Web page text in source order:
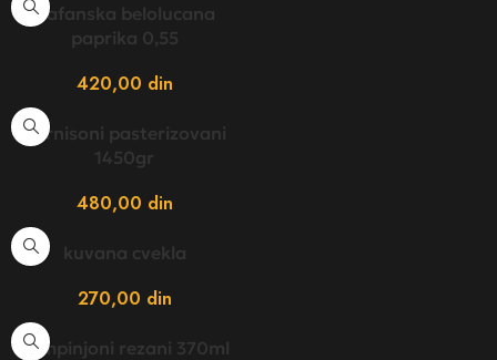
Kafanska belolucana
paprika 0,55
420,00 din
Kornisoni pasterizovani
1450gr
480,00 din
kuvana cvekla
270,00 din
sampinjoni rezani 370ml